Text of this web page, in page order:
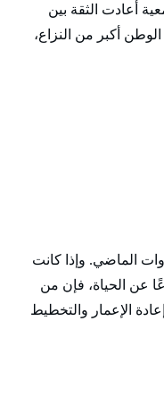
أعادت الثقة بين
أكبر من النزاع،
الماضي. وإذا كانت
عن الحياة، فإن من
الإعمار والتخطيط